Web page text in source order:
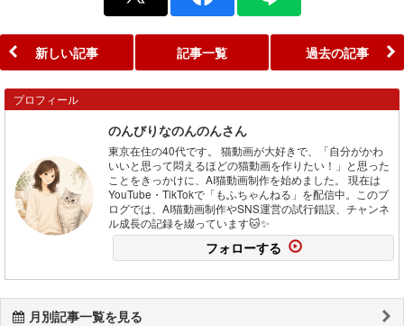
新しい記事 記事一覧 過去の記事
プロフィール
のんびりなのんのんさん
東京在住の40代です。 猫動画が大好きで、「自分がかわ
いいと思って悶えるほどの猫動画を作りたい！」と思った
ことをきっかけに、AI猫動画制作を始めました。 現在は
YouTube・TikTokで「もふちゃんねる」を配信中。このブ
ログでは、AI猫動画制作やSNS運営の試行錯誤、チャンネ
ル成長の記録を綴っています🐱✨
フォローする
月別記事一覧を見る